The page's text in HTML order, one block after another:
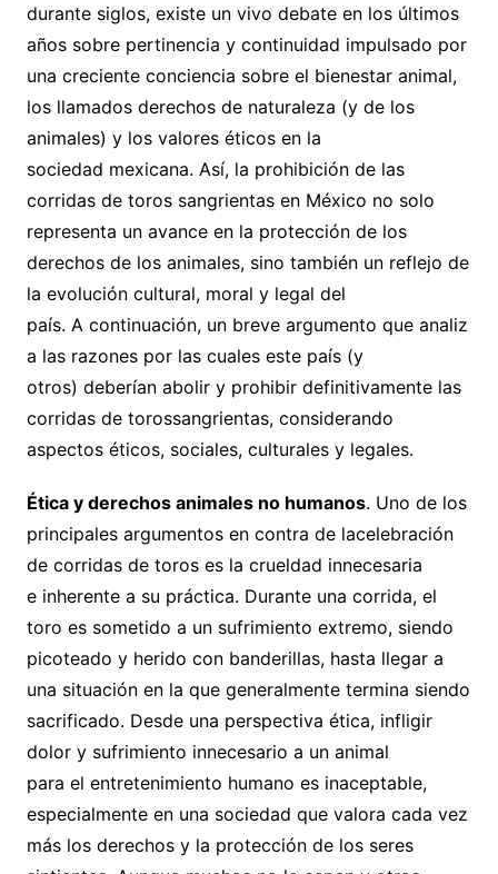
durante siglos, existe un vivo debate en los últimos
años sobre pertinencia y continuidad impulsado por
una creciente conciencia sobre el bienestar animal,
los llamados derechos de naturaleza (y de los
animales) y los valores éticos en la
sociedad mexicana. Así, la prohibición de las
corridas de toros sangrientas en México no solo
representa un avance en la protección de los
derechos de los animales, sino también un reflejo de
la evolución cultural, moral y legal del
país. A continuación, un breve argumento que analiz
a las razones por las cuales este país (y
otros) deberían abolir y prohibir definitivamente las
corridas de torossangrientas, considerando
aspectos éticos, sociales, culturales y legales.
Éticay derechos animalesno humanos. Uno de los
principales argumentos en contra de lacelebración
de corridas de toros es la crueldad innecesaria
e inherente a su práctica. Durante una corrida, el
toro es sometido a un sufrimiento extremo, siendo
picoteado y herido con banderillas, hasta llegar a
una situación en la que generalmente termina siendo
sacrificado. Desde una perspectiva ética, infligir
dolor y sufrimiento innecesario a un animal
para el entretenimiento humano es inaceptable,
especialmente en una sociedad que valora cada vez
más los derechos y la protección de los seres